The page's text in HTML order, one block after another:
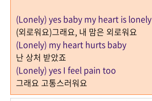
(Lonely) yes baby my heart is lonely
(외로워요)그래요, 내 맘은 외로워요
(Lonely) my heart hurts baby
난 상처 받았죠
(Lonely) yes I feel pain too
그래요 고통스러워요